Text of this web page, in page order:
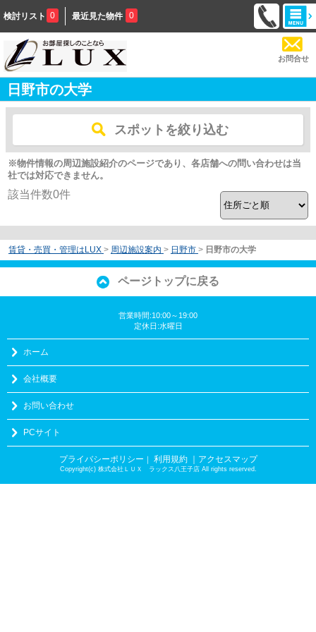
検討リスト 0 最近見た物件 0
お問合せ
日野市の大学
スポットを絞り込む
※物件情報の周辺施設紹介のページであり、各店舗への問い合わせは当
社では対応できません。
該当件数0件
賃貸・売買・管理はLUX > 周辺施設案内 > 日野市 > 日野市の大学
ページトップに戻る
営業時間:10:00～19:00
定休日:水曜日
ホーム
会社概要
お問い合わせ
PCサイト
プライバシーポリシー ｜ 利用規約 ｜アクセスマップ
Copyright(c) 株式会社ＬＵＸ ラックス八王子店 All rights reserved.